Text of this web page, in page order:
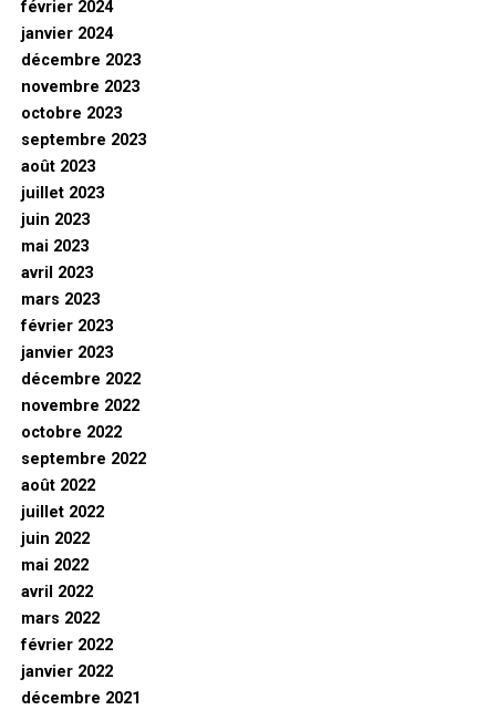
février 2024
janvier 2024
décembre 2023
novembre 2023
octobre 2023
septembre 2023
août 2023
juillet 2023
juin 2023
mai 2023
avril 2023
mars 2023
février 2023
janvier 2023
décembre 2022
novembre 2022
octobre 2022
septembre 2022
août 2022
juillet 2022
juin 2022
mai 2022
avril 2022
mars 2022
février 2022
janvier 2022
décembre 2021